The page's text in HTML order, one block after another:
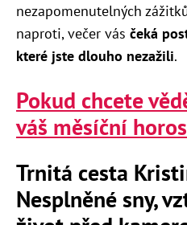
nezapomenutelných
naproti, večer vás čeká
které jste dlouho nezažili.
Pokud chcete
váš měsíční
Trnitá cesta
Nesplněné sny,